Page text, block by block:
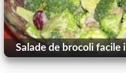
Salade de brocoli facile i